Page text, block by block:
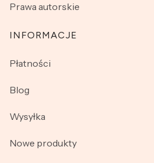
Prawa autorskie
INFORMACJE
Płatności
Blog
Wysyłka
Nowe produkty